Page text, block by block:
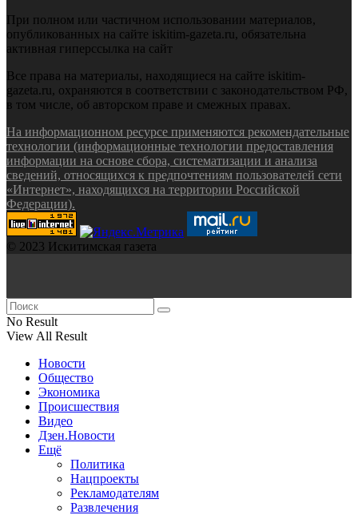
При полном или частичном использовании материалов,
опубликованных на сайте iskitim-gazeta.ru, обязательна
активная гиперссылка на сайт
Все права на материалы, находящиеся на сайте iskitim-
gazeta.ru, охраняются в соответствии с законодательством РФ,
в том числе, об авторском праве и смежных правах.
На информационном ресурсе применяются рекомендательные
технологии (информационные технологии предоставления
информации на основе сбора, систематизации и анализа
сведений, относящихся к предпочтениям пользователей сети
«Интернет», находящихся на территории Российской
Федерации).
© 2023 Искитимская газета
No Result
View All Result
Новости
Общество
Экономика
Происшествия
Видео
Дзен.Новости
Ещё
Политика
Нацпроекты
Рекламодателям
Развлечения